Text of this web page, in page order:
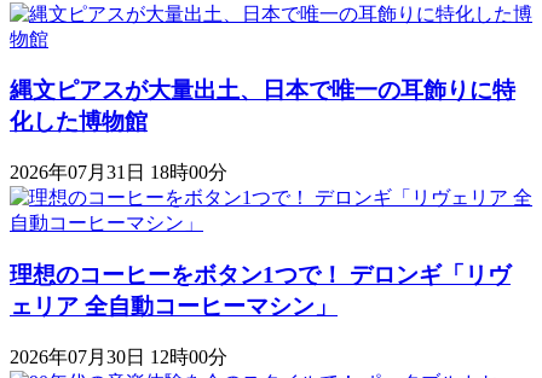
縄文ピアスが大量出土、日本で唯一の耳飾りに特
化した博物館
2026年07月31日 18時00分
理想のコーヒーをボタン1つで！ デロンギ「リヴ
ェリア 全自動コーヒーマシン」
2026年07月30日 12時00分